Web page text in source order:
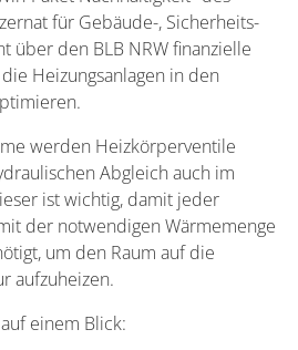
für Gebäude-, Sicherheits-
über den BLB NRW finanzielle
Heizungsanlagen in den
werden Heizkörperventile
Abgleich auch im
ist wichtig, damit jeder
der notwendigen Wärmemenge
um den Raum auf die
aufzuheizen.
einem Blick: